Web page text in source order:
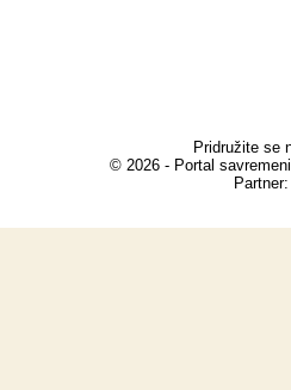
Pridružite se
© 2026 - Portal